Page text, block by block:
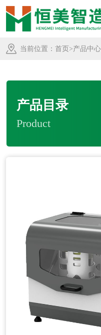
当前位置： 首页 >产品中心
产品目录
Product